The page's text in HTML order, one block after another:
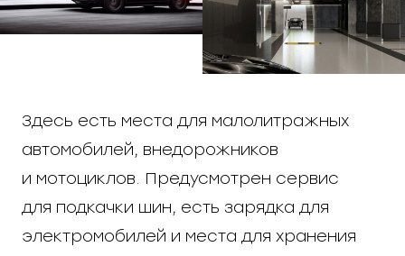
Здесь есть места для малолитражных
автомобилей, внедорожников
и мотоциклов. Предусмотрен сервис
для подкачки шин, есть зарядка для
электромобилей и места для хранения